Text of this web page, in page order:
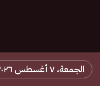
الجمعة، ٧ أغسطس ٢٠٢٦